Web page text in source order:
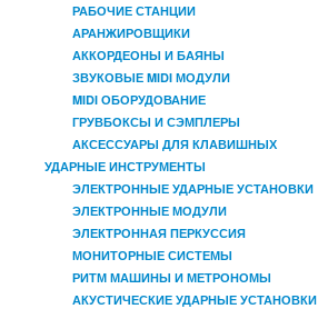
РАБОЧИЕ СТАНЦИИ
АРАНЖИРОВЩИКИ
АККОРДЕОНЫ И БАЯНЫ
ЗВУКОВЫЕ MIDI МОДУЛИ
MIDI ОБОРУДОВАНИЕ
ГРУВБОКСЫ И СЭМПЛЕРЫ
АКСЕССУАРЫ ДЛЯ КЛАВИШНЫХ
УДАРНЫЕ ИНСТРУМЕНТЫ
ЭЛЕКТРОННЫЕ УДАРНЫЕ УСТАНОВКИ
ЭЛЕКТРОННЫЕ МОДУЛИ
ЭЛЕКТРОННАЯ ПЕРКУССИЯ
МОНИТОРНЫЕ СИСТЕМЫ
РИТМ МАШИНЫ И МЕТРОНОМЫ
АКУСТИЧЕСКИЕ УДАРНЫЕ УСТАНОВКИ